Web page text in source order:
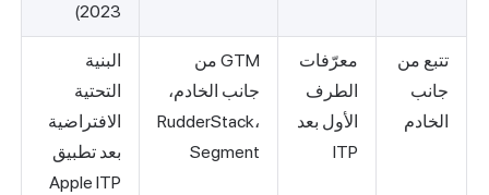
2023)
تتبع من
جانب
الخادم
معرّفات
الطرف
الأول بعد
ITP
GTM من
جانب الخادم،
RudderStack،
Segment
البنية
التحتية
الافتراضية
بعد تطبيق
Apple ITP